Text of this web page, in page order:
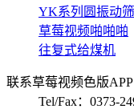
YK系列圆振动筛
草莓视频啪啪啪
往复式给煤机
联系草莓视频色版APP
Tel/Fax：0373-